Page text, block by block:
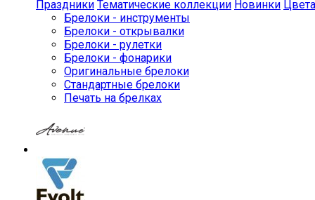
Праздники Тематические коллекции Новинки Цвета
Брелоки - инструменты
Брелоки - открывалки
Брелоки - рулетки
Брелоки - фонарики
Оригинальные брелоки
Стандартные брелоки
Печать на брелках